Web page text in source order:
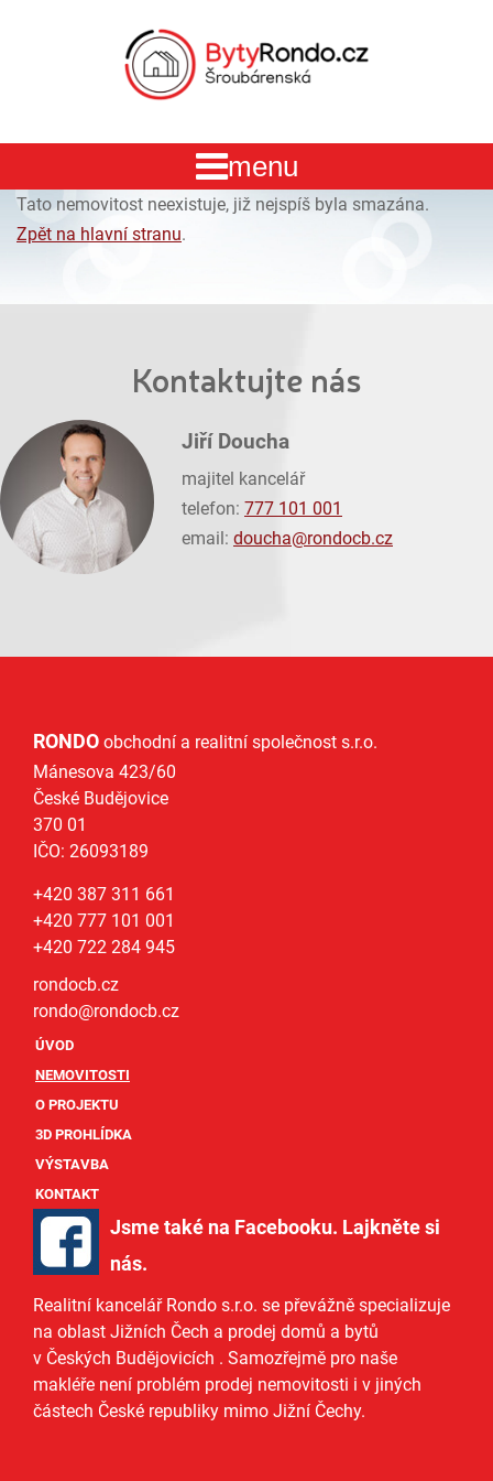
Tato nemovitost neexistuje, již nejspíš byla smazána.
Zpět na hlavní stranu.
Kontaktujte nás
Jiří Doucha
majitel kancelář
telefon: 777 101 001
email: doucha@rondocb.cz
RONDO obchodní a realitní společnost s.r.o.
Mánesova 423/60
České Budějovice
370 01
IČO: 26093189
+420 387 311 661
+420 777 101 001
+420 722 284 945
rondocb.cz
rondo@rondocb.cz
ÚVOD
NEMOVITOSTI
O PROJEKTU
3D PROHLÍDKA
VÝSTAVBA
KONTAKT
Jsme také na Facebooku. Lajkněte si
nás.
Realitní kancelář Rondo s.r.o. se převážně specializuje
na oblast Jižních Čech a prodej domů a bytů
v Českých Budějovicích . Samozřejmě pro naše
makléře není problém prodej nemovitosti i v jiných
částech České republiky mimo Jižní Čechy.